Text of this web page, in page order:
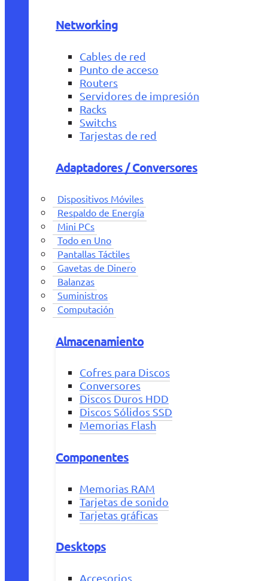
Networking
Cables de red
Punto de acceso
Routers
Servidores de impresión
Racks
Switchs
Tarjestas de red
Adaptadores / Conversores
Dispositivos Móviles
Respaldo de Energía
Mini PCs
Todo en Uno
Pantallas Táctiles
Gavetas de Dinero
Balanzas
Suministros
Computación
Almacenamiento
Cofres para Discos
Conversores
Discos Duros HDD
Discos Sólidos SSD
Memorias Flash
Componentes
Memorias RAM
Tarjetas de sonido
Tarjetas gráficas
Desktops
Accesorios